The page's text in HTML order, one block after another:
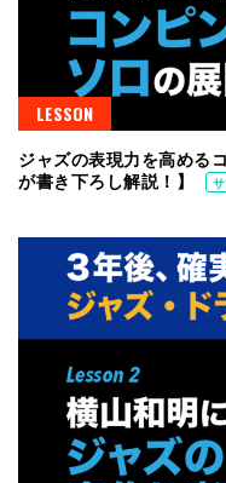
LESSON
ジャズの表現力を高める
が書き下ろし解説！】